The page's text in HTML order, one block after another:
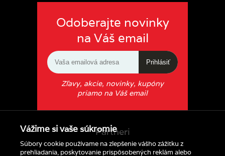
Vážime si vaše súkromie
Súbory cookie používame na zlepšenie vášho zážitku z
prehliadania, poskytovanie prispôsobených reklám alebo
Odoberajte novinky
na Váš email
Prihlásiť
Zľavy, akcie, novinky, kupóny
priamo na Váš email
Partneri